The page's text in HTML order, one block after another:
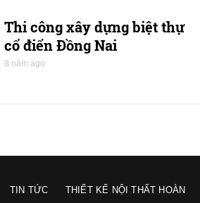
Thi công xây dựng biệt thự
cổ điển Đồng Nai
8 năm ago
TIN TỨC
THIẾT KẾ NỘI THẤT HOÀN